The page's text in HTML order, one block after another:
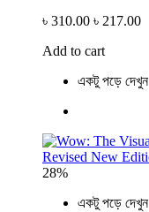
৳ 310.00 ৳ 217.00
Add to cart
একটু পড়ে দেখুন
28%
একটু পড়ে দেখুন